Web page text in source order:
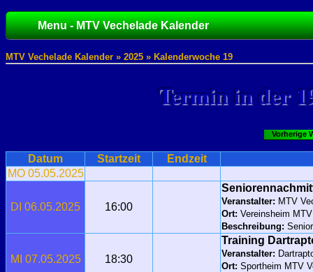
Menu - MTV Vechelade Kalender
MTV Vechelade Kalender » 2025 » Kalenderwoche 19
Termin in der
Vorherige
Datum Startzeit
Endzeit
MO 05.05.2025
DI 06.05.2025 16:00 Veranstalter: MTV
Ort: Vereinsheim
Beschreibung:
MI 07.05.2025 18:30
Training
Veranstalter:
Ort: Sportheim MTV